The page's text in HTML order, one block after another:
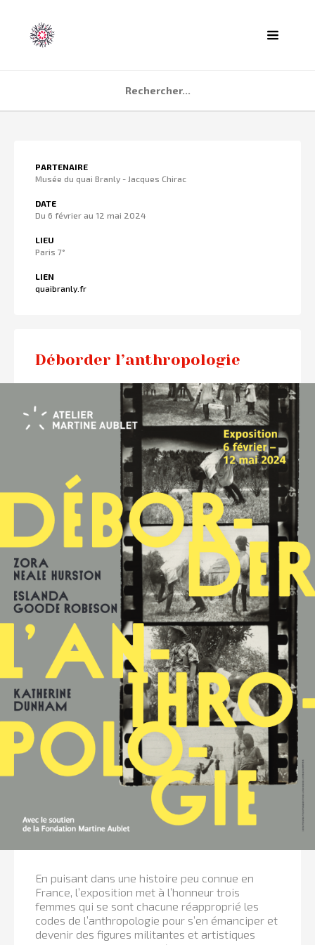
PARTENAIRE
Musée du quai Branly - Jacques Chirac
DATE
Du 6 février au 12 mai 2024
LIEU
Paris 7°
LIEN
quaibranly.fr
Déborder l’anthropologie
En puisant dans une histoire peu connue en
France, l’exposition met à l’honneur trois
femmes qui se sont chacune réapproprié les
codes de l’anthropologie pour s’en émanciper et
devenir des figures militantes et artistiques